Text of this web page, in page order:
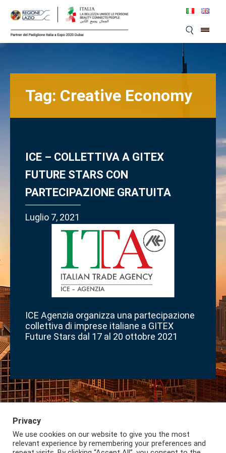
content
Tag: Creative Economy
ICE – COLLETTIVA A GITEX
FUTURE STARS CON
PARTECIPAZIONE GRATUITA
Luglio 7, 2021
ICE Agenzia organizza una partecipazione
collettiva di imprese italiane a GITEX
Future Stars dal 17 al 20 ottobre 2021
Iscriviti alla Newsletter Privacy Lazio International
Privacy
We use cookies on our website to give you the most
relevant experience by remembering your preferences and